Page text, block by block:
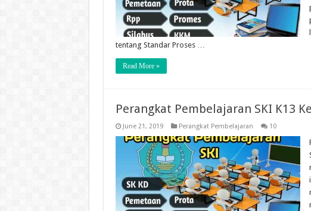
tentang Standar Proses …
Read More »
Perangkat Pembelajaran SKI K13
June 21, 2019 Perangkat Pembelajaran 10